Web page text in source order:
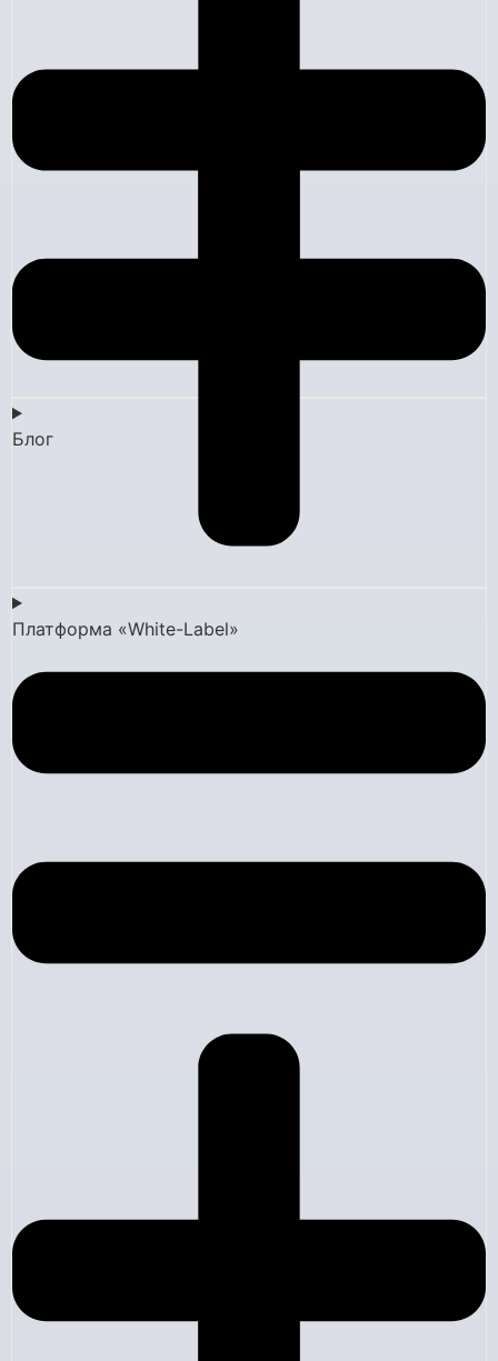
Блог
Платформа «White-Label»